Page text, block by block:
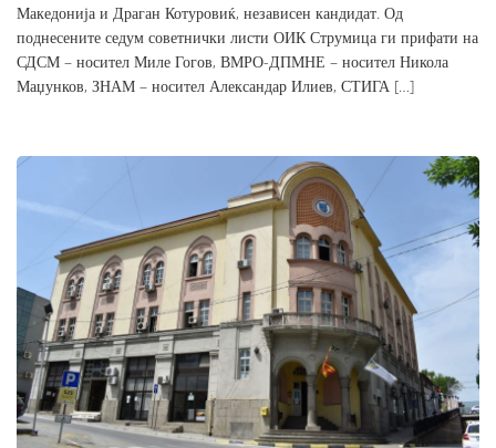
Македонија и Драган Котуровиќ, независен кандидат. Од
поднесените седум советнички листи ОИК Струмица ги прифати на
СДСМ – носител Миле Гогов, ВМРО-ДПМНЕ – носител Никола
Маџунков, ЗНАМ – носител Александар Илиев, СТИГА […]